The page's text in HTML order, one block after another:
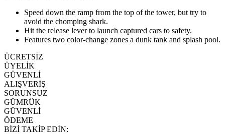
Speed down the ramp from the top of the tower, but try to
avoid the chomping shark.
Hit the release lever to launch captured cars to safety.
Features two color-change zones a dunk tank and splash pool.
ÜCRETSİZ
ÜYELİK
GÜVENLİ
ALIŞVERİŞ
SORUNSUZ
GÜMRÜK
GÜVENLİ
ÖDEME
BİZİ TAKİP EDİN: